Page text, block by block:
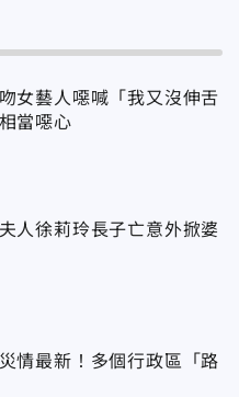
女藝人噁喊「我又沒伸舌
當噁心
人徐莉玲長子亡意外掀婆
情最新！多個行政區「路